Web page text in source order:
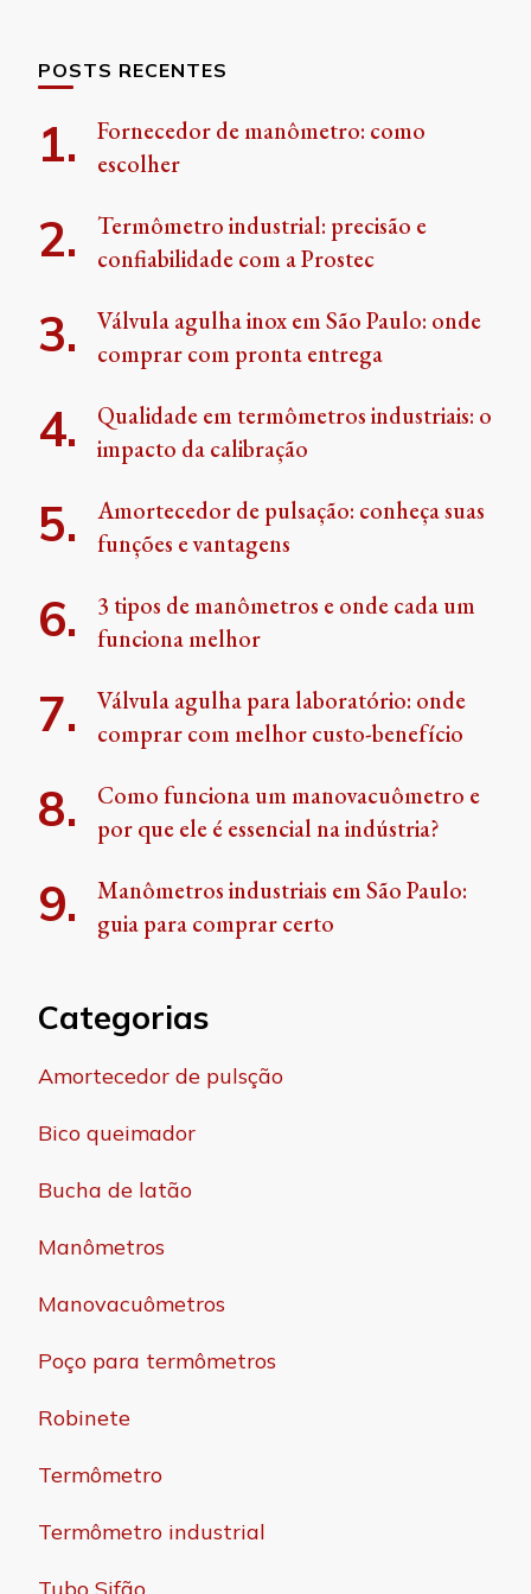
POSTS RECENTES
Fornecedor de manômetro: como
escolher
Termômetro industrial: precisão e
confiabilidade com a Prostec
Válvula agulha inox em São Paulo: onde
comprar com pronta entrega
Qualidade em termômetros industriais: o
impacto da calibração
Amortecedor de pulsação: conheça suas
funções e vantagens
3 tipos de manômetros e onde cada um
funciona melhor
Válvula agulha para laboratório: onde
comprar com melhor custo-benefício
Como funciona um manovacuômetro e
por que ele é essencial na indústria?
Manômetros industriais em São Paulo:
guia para comprar certo
Categorias
Amortecedor de pulsção
Bico queimador
Bucha de latão
Manômetros
Manovacuômetros
Poço para termômetros
Robinete
Termômetro
Termômetro industrial